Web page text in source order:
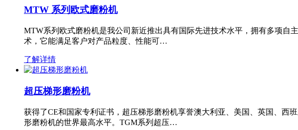
MTW 系列欧式磨粉机
MTW系列欧式磨粉机是我公司新近推出具有国际先进技术水平，拥有多项
术，它能满足客户对产品粒度、性能可…
了解详情
超压梯形磨粉机
获得了CE和国家专利证书，超压梯形磨粉机享誉澳大利亚、美国、英国、西
形磨粉机的世界最高水平。TGM系列超压…